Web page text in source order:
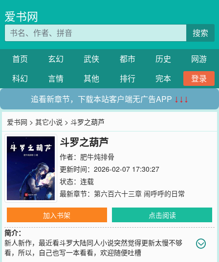
爱书网
搜索
首页 玄幻 武侠 都市 历史
网游
科幻
言情 其他 排行 完本
登录
追看新章节，下载本站客户端无广告APP ↓↓↓
爱书网 >其它小说 > 斗罗之葫芦
斗罗之葫芦
作者： 肥牛炖排骨
更新时间：2026-02-07 17:30:27
状态：连载
最新章节： 第六百六十三章 闹呼呼的日常
加入书架
点击阅读
简介：
新人新作，最近看斗罗大陆同人小说突然觉得更新太慢不够
看，所以，自己也写一本看看，欢迎随便吐槽